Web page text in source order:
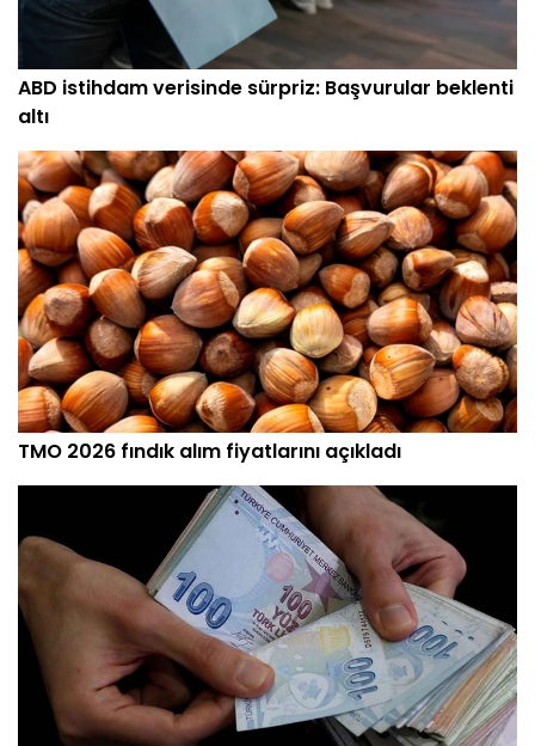
ABD istihdam verisinde sürpriz: Başvurular beklenti
altı
TMO 2026 fındık alım fiyatlarını açıkladı